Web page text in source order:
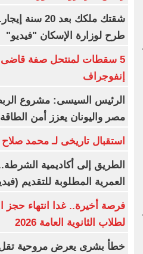
شقتك ملكك بعد
طرح لوزارة الإسكان "فيديو"
5 سقطات لمنتحل صفة قاضى
إنفوجراف
الرئيس السيسى: مشروع
مصر واليونان يعزز أمن الطاقة
استقبال تاريخى لـ محمد
الطريق إلى أكاديمية
العمرية المطلوبة للتقديم
فرصة أخيرة.. غدا انتهاء حجز
لطلاب الثانوية العامة 2026
خطأ بشرى يعرض مروحية